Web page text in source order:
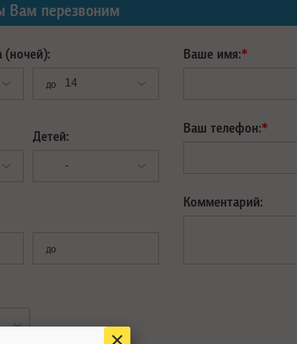
Вам перезвоним
(ночей):
до
Детей:
до
Ваше имя:*
Ваш телефон:*
Комментарий: